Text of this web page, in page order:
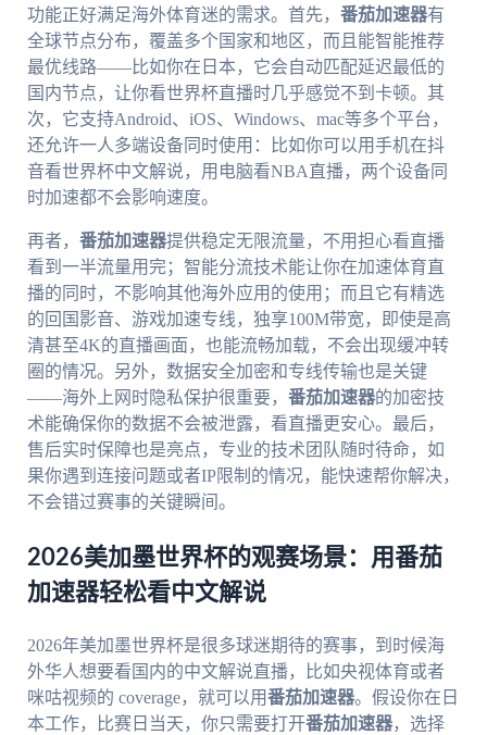
功能正好满足海外体育迷的需求。首先， 番茄加速器有
全球节点分布，覆盖多个国家和地区，而且能智能推荐
最优线路——比如你在日本，它会自动匹配延迟最低的
国内节点，让你看世界杯直播时几乎感觉不到卡顿。其
次，它支持Android、iOS、Windows、mac等多个平台，
还允许一人多端设备同时使用：比如你可以用手机在抖
音看世界杯中文解说，用电脑看NBA直播，两个设备同
时加速都不会影响速度。
再者， 番茄加速器提供稳定无限流量，不用担心看直播
看到一半流量用完；智能分流技术能让你在加速体育直
播的同时，不影响其他海外应用的使用；而且它有精选
的回国影音、游戏加速专线，独享100M带宽，即使是高
清甚至4K的直播画面，也能流畅加载，不会出现缓冲转
圈的情况。另外，数据安全加密和专线传输也是关键
——海外上网时隐私保护很重要， 番茄加速器的加密技
术能确保你的数据不会被泄露，看直播更安心。最后，
售后实时保障也是亮点，专业的技术团队随时待命，如
果你遇到连接问题或者IP限制的情况，能快速帮你解决，
不会错过赛事的关键瞬间。
2026美加墨世界杯的观赛场景：用番茄
加速器轻松看中文解说
2026年美加墨世界杯是很多球迷期待的赛事，到时候海
外华人想要看国内的中文解说直播，比如央视体育或者
咪咕视频的 coverage，就可以用番茄加速器。假设你在日
本工作，比赛日当天，你只需要打开番茄加速器，选择